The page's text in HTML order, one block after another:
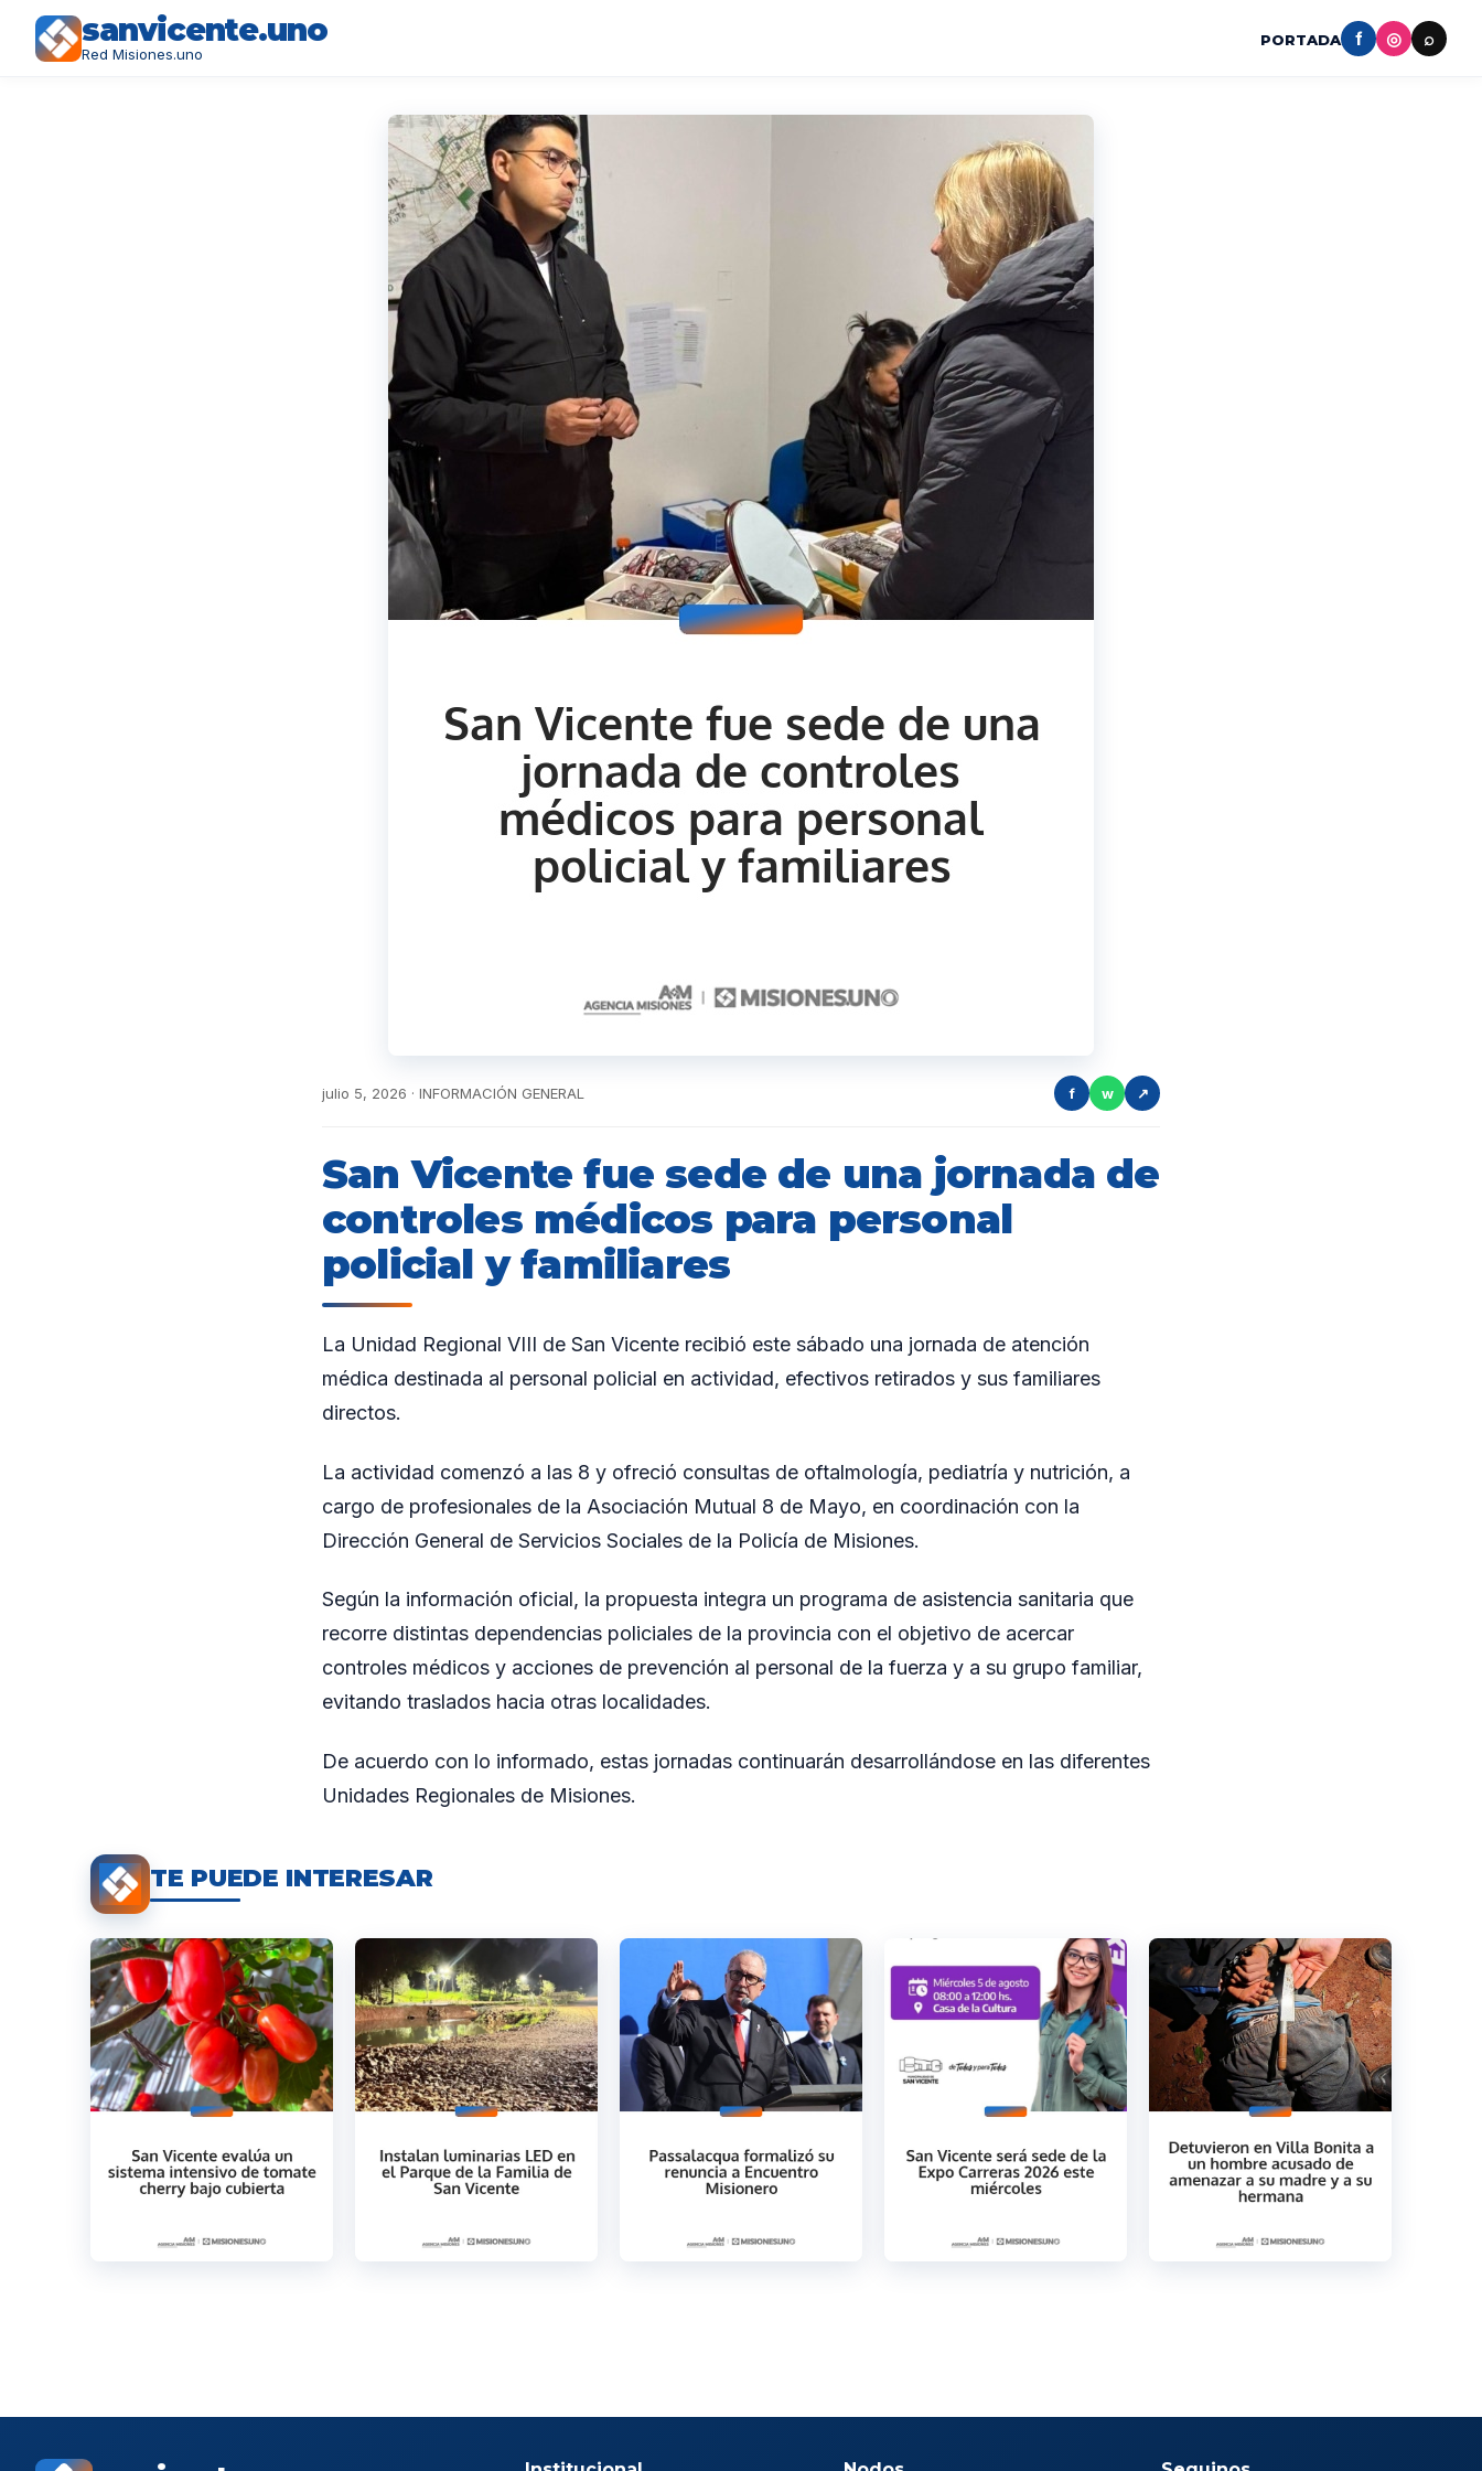
sanvicente.uno
Red Misiones.uno
PORTADA f ◎ ⌕
julio 5, 2026 · INFORMACIÓN GENERAL f w ↗
San Vicente fue sede de una jornada de
controles médicos para personal
policial y familiares
La Unidad Regional VIII de San Vicente recibió este sábado una jornada de atención
médica destinada al personal policial en actividad, efectivos retirados y sus familiares
directos.
La actividad comenzó a las 8 y ofreció consultas de oftalmología, pediatría y nutrición, a
cargo de profesionales de la Asociación Mutual 8 de Mayo, en coordinación con la
Dirección General de Servicios Sociales de la Policía de Misiones.
Según la información oficial, la propuesta integra un programa de asistencia sanitaria que
recorre distintas dependencias policiales de la provincia con el objetivo de acercar
controles médicos y acciones de prevención al personal de la fuerza y a su grupo familiar,
evitando traslados hacia otras localidades.
De acuerdo con lo informado, estas jornadas continuarán desarrollándose en las diferentes
Unidades Regionales de Misiones.
TE PUEDE INTERESAR